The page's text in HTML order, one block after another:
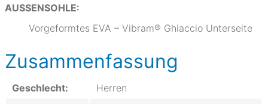
AUSSENSOHLE:
Vorgeformtes EVA – Vibram® Ghiaccio Unterseite
Zusammenfassung
Geschlecht: Herren